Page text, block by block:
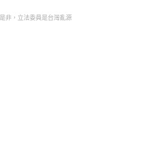
非，立法委員是台灣亂源